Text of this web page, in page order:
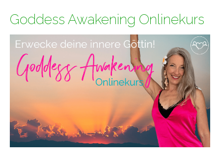
Goddess Awakening Onlinekurs